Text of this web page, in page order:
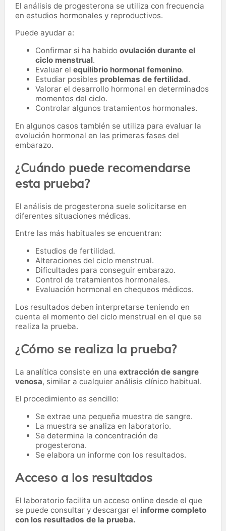
El análisis de progesterona se utiliza con frecuencia
en estudios hormonales y reproductivos.
Puede ayudar a:
Confirmar si ha habido ovulación durante el
ciclo menstrual.
Evaluar el equilibrio hormonal femenino.
Estudiar posibles problemas de fertilidad.
Valorar el desarrollo hormonal en determinados
momentos del ciclo.
Controlar algunos tratamientos hormonales.
En algunos casos también se utiliza para evaluar la
evolución hormonal en las primeras fases del
embarazo.
¿Cuándo puede recomendarse
esta prueba?
El análisis de progesterona suele solicitarse en
diferentes situaciones médicas.
Entre las más habituales se encuentran:
Estudios de fertilidad.
Alteraciones del ciclo menstrual.
Dificultades para conseguir embarazo.
Control de tratamientos hormonales.
Evaluación hormonal en chequeos médicos.
Los resultados deben interpretarse teniendo en
cuenta el momento del ciclo menstrual en el que se
realiza la prueba.
¿Cómo se realiza la prueba?
La analítica consiste en una extracción de sangre
venosa, similar a cualquier análisis clínico habitual.
El procedimiento es sencillo:
Se extrae una pequeña muestra de sangre.
La muestra se analiza en laboratorio.
Se determina la concentración de
progesterona.
Se elabora un informe con los resultados.
Acceso a los resultados
El laboratorio facilita un acceso online desde el que
se puede consultar y descargar el informe completo
con los resultados de la prueba.